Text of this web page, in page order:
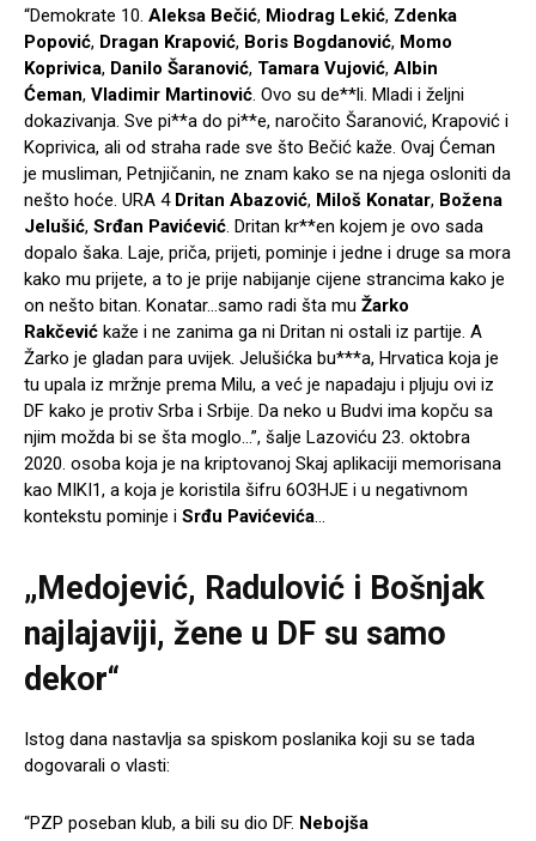
“Demokrate 10. Aleksa Bečić, Miodrag Lekić, Zdenka
Popović, Dragan Krapović, Boris Bogdanović, Momo
Koprivica, Danilo Šaranović, Tamara Vujović, Albin
Ćeman, Vladimir Martinović. Ovo su de**li. Mladi i željni
dokazivanja. Sve pi**a do pi**e, naročito Šaranović, Krapović i
Koprivica, ali od straha rade sve što Bečić kaže. Ovaj Ćeman
je musliman, Petnjičanin, ne znam kako se na njega osloniti da
nešto hoće. URA 4 Dritan Abazović, Miloš Konatar, Božena
Jelušić, Srđan Pavićević. Dritan kr**en kojem je ovo sada
dopalo šaka. Laje, priča, prijeti, pominje i jedne i druge sa mora
kako mu prijete, a to je prije nabijanje cijene strancima kako je
on nešto bitan. Konatar…samo radi šta mu Žarko
Rakčević kaže i ne zanima ga ni Dritan ni ostali iz partije. A
Žarko je gladan para uvijek. Jelušićka bu***a, Hrvatica koja je
tu upala iz mržnje prema Milu, a već je napadaju i pljuju ovi iz
DF kako je protiv Srba i Srbije. Da neko u Budvi ima kopču sa
njim možda bi se šta moglo…”, šalje Lazoviću 23. oktobra
2020. osoba koja je na kriptovanoj Skaj aplikaciji memorisana
kao MIKI1, a koja je koristila šifru 6O3HJE i u negativnom
kontekstu pominje i Srđu Pavićevića…
„Medojević, Radulović i Bošnjak
najlajaviji, žene u DF su samo
dekor“
Istog dana nastavlja sa spiskom poslanika koji su se tada
dogovarali o vlasti:
“PZP poseban klub, a bili su dio DF. Nebojša